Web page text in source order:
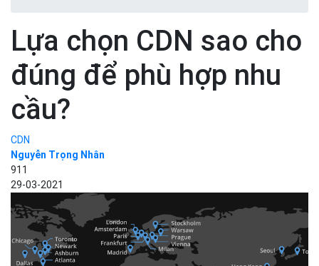
Lựa chọn CDN sao cho
đúng để phù hợp nhu
cầu?
CDN
Nguyễn Trọng Nhân
911
29-03-2021